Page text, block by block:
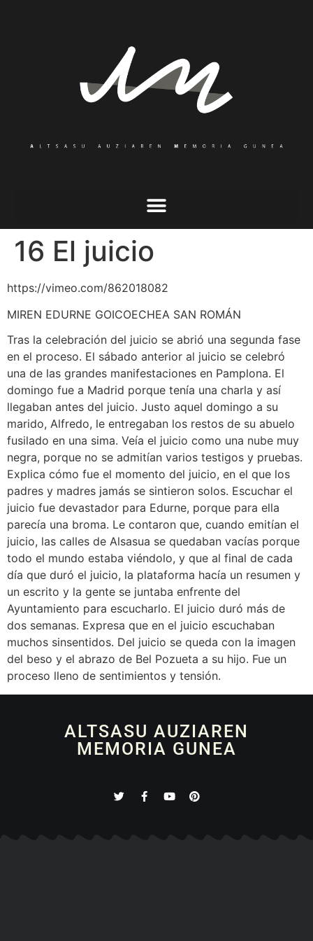
16 El juicio
https://vimeo.com/862018082
MIREN EDURNE GOICOECHEA SAN ROMÁN
Tras la celebración del juicio se abrió una segunda fase
en el proceso. El sábado anterior al juicio se celebró
una de las grandes manifestaciones en Pamplona. El
domingo fue a Madrid porque tenía una charla y así
llegaban antes del juicio. Justo aquel domingo a su
marido, Alfredo, le entregaban los restos de su abuelo
fusilado en una sima. Veía el juicio como una nube muy
negra, porque no se admitían varios testigos y pruebas.
Explica cómo fue el momento del juicio, en el que los
padres y madres jamás se sintieron solos. Escuchar el
juicio fue devastador para Edurne, porque para ella
parecía una broma. Le contaron que, cuando emitían el
juicio, las calles de Alsasua se quedaban vacías porque
todo el mundo estaba viéndolo, y que al final de cada
día que duró el juicio, la plataforma hacía un resumen y
un escrito y la gente se juntaba enfrente del
Ayuntamiento para escucharlo. El juicio duró más de
dos semanas. Expresa que en el juicio escuchaban
muchos sinsentidos. Del juicio se queda con la imagen
del beso y el abrazo de Bel Pozueta a su hijo. Fue un
proceso lleno de sentimientos y tensión.
ALTSASU AUZIAREN
MEMORIA GUNEA